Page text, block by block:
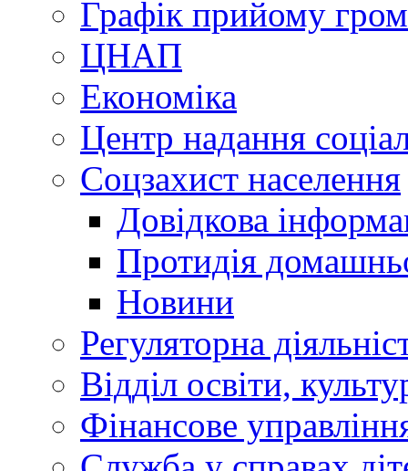
Графік прийому
ЦНАП
Економіка
Центр надання
Соцзахист населення
Довідкова
Протидія
Новини
Регуляторна
Відділ освіти,
Фінансове